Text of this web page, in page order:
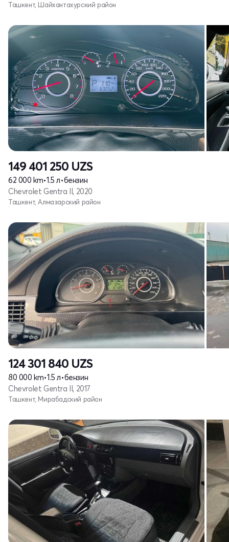
Ташкент, Шайхантахурский район
149 401 250 UZS
62 000 km•1.5 л•бензин
Chevrolet Gentra II, 2020
Ташкент, Алмазарский район
124 301 840 UZS
80 000 km•1.5 л•бензин
Chevrolet Gentra II, 2017
Ташкент, Мирабадский район